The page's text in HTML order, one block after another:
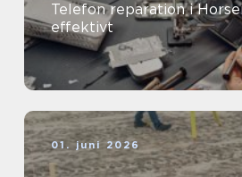
Telefon reparation i
effektivt
01. juni 2026